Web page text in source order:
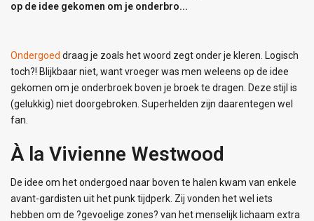
op de idee gekomen om je onderbro...
Ondergoed draag je zoals het woord zegt onder je kleren. Logisch
toch?! Blijkbaar niet, want vroeger was men weleens op de idee
gekomen om je onderbroek boven je broek te dragen. Deze stijl is
(gelukkig) niet doorgebroken. Superhelden zijn daarentegen wel
fan.
À la Vivienne Westwood
De idee om het ondergoed naar boven te halen kwam van enkele
avant-gardisten uit het punk tijdperk. Zij vonden het wel iets
hebben om de ?gevoelige zones? van het menselijk lichaam extra